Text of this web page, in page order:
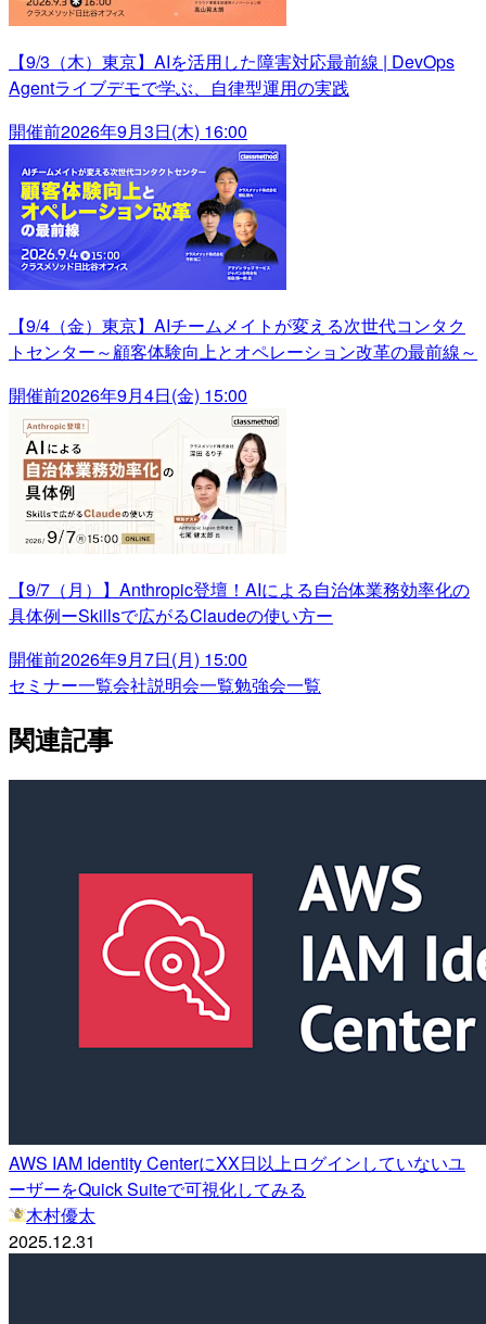
【9/3（木）東京】AIを活用した障害対応最前線 | DevOps
Agentライブデモで学ぶ、自律型運用の実践
開催前2026年9月3日(木) 16:00
【9/4（金）東京】AIチームメイトが変える次世代コンタク
トセンター～顧客体験向上とオペレーション改革の最前線～
開催前2026年9月4日(金) 15:00
【9/7（月）】Anthropic登壇！AIによる自治体業務効率化の
具体例ーSkillsで広がるClaudeの使い方ー
開催前2026年9月7日(月) 15:00
セミナー一覧会社説明会一覧勉強会一覧
関連記事
AWS IAM Identity CenterにXX日以上ログインしていないユ
ーザーをQuick Suiteで可視化してみる
木村優太
2025.12.31